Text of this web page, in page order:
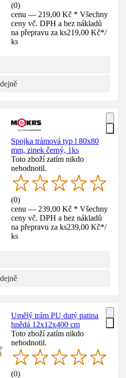
(0)
cenu — 219,00 Kč * Všechny
ceny vč. DPH a bez nákladů
na přepravu za ks219,00 Kč*/
ks
Spojka trámová typ l 80x80
mm, zinek černý, 1ks
Toto zboží zatím nikdo
nehodnotil.
(0)
cenu — 239,00 Kč * Všechny
ceny vč. DPH a bez nákladů
na přepravu za ks239,00 Kč*/
ks
Umělý trám PU dutý patina
hnědá 12x12x400 cm
Toto zboží zatím nikdo
nehodnotil.
(0)